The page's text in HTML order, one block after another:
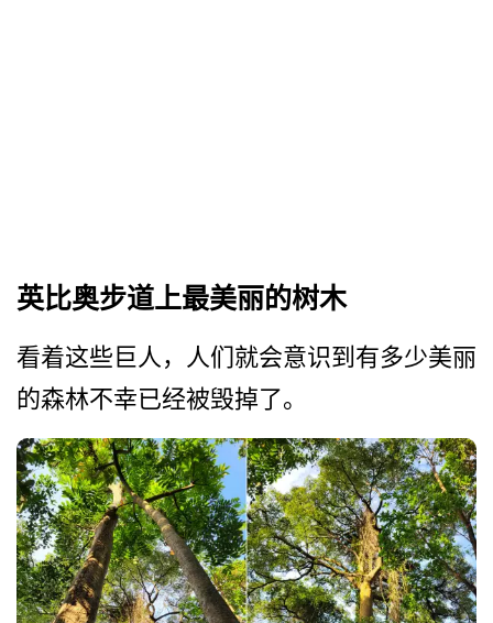
英比奥步道上最美丽的树木
看着这些巨人，人们就会意识­到有多少美丽
的森林不幸已经被毁掉了。